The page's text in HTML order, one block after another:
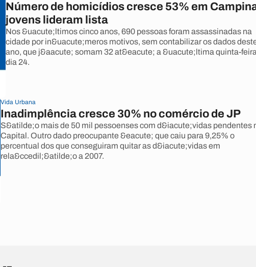
Número de homicídios cresce 53% em
jovens lideram lista
Nos &uacute;ltimos cinco anos, 690 pessoas foram assassinadas na
cidade por in&uacute;meros motivos, sem contabilizar os dados
ano, que j&aacute; somam 32 at&eacute; a &uacute;ltima quinta-
dia 24.
Vida Urbana
Inadimplência cresce 30% no comércio de JP
S&atilde;o mais de 50 mil pessoenses com d&iacute;vidas pendentes
Capital. Outro dado preocupante &eacute; que caiu para 9,25% o
percentual dos que conseguiram quitar as d&iacute;vidas em
rela&ccedil;&atilde;o a 2007.